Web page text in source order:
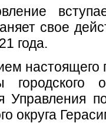
свое
года.
настоящего
городского
Управления
округа